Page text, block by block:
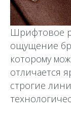
Шрифтовое
ощущение
которому
отличается
строгие